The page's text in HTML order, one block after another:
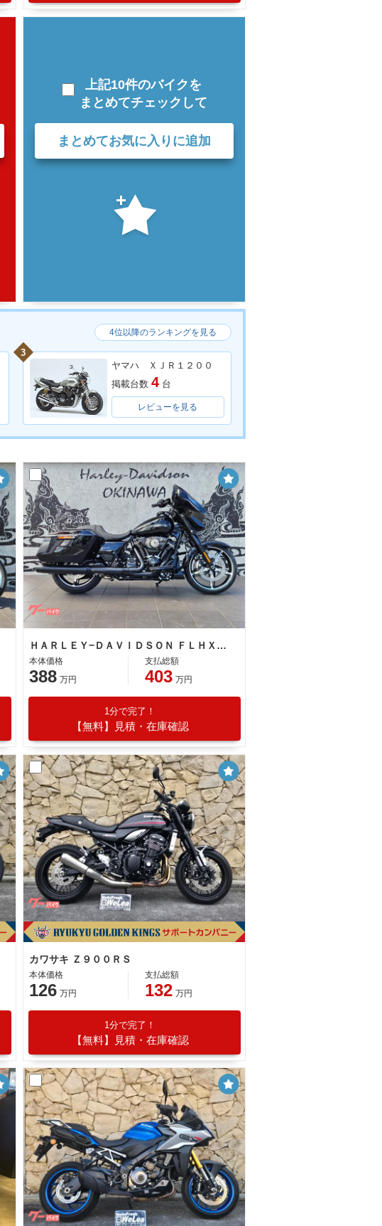
上記10件のバイクを
まとめてチェックして
まとめてお気に入りに追加
3
ヤマハ ＸＪＲ１２００
掲載台数 4 台
レビューを見る
4位以降のランキングを見る
ＨＡＲＬＥＹ−ＤＡＶＩＤＳＯＮ ＦＬＨＸ ストリートグライド ロードグライド ３１２ｍｍＴＦＴカラーディスプレイ／ＡＢＳ／ＬＥＤ／クルーズコントロール標準装備
本体価格
388 万円
支払総額
403 万円
1分で完了！
【無料】見積・在庫確認
カワサキ Ｚ９００ＲＳ
本体価格
126 万円
支払総額
132 万円
1分で完了！
【無料】見積・在庫確認